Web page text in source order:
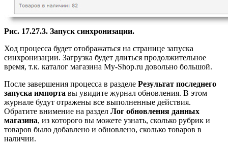
Рис. 17.27.3. Запуск синхронизации.
Ход процесса будет отображаться на странице запуска
синхронизации. Загрузка будет длиться продолжительное
время, т.к. каталог магазина My-Shop.ru довольно большой.
После завершения процесса в разделе Результат последнего
запуска импорта вы увидите журнал обновления. В этом
журнале будут отражены все выполненные действия.
Обратите внимение на раздел Лог обновления данных
магазина, из которого вы можете узнать, сколько рубрик и
товаров было добавлено и обновлено, сколько товаров в
наличии.